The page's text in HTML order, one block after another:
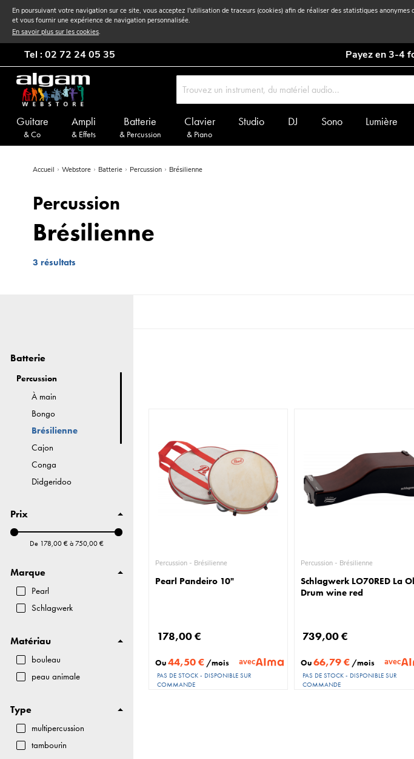
En poursuivant votre navigation sur ce site, vous acceptez l'utilisation de traceurs (cookies) afin de réaliser des statistiques anonymes
et vous fournir une expérience de navigation personnalisée.
En savoir plus sur les cookies.
Tel : 02 72 24 05 35 Payez en 3-4
Guitare
& Co
Ampli
& Effets
Batterie
& Percussion
Clavier
& Piano
Studio DJ Sono Lumière
Accueil Webstore Batterie Percussion Brésilienne
Percussion
Brésilienne
3 résultats
Percussion - Brésilienne
Pearl Pandeiro 10"
178,00 €
Ou44,50 € /mois avec
PAS DE STOCK - DISPONIBLE SUR
COMMANDE
Percussion - Brésilienne
Schlagwerk LO70RED La
Drum wine red
739,00 €
Ou66,79 € /mois avec
PAS DE STOCK - DISPONIBLE SUR
COMMANDE
Batterie
Percussion
À main
Bongo
Brésilienne
Cajon
Conga
Didgeridoo
Autres
Tongue Drum
Prix
De 178,00 €à750,00 €
Marque
Pearl
Schlagwerk
Matériau
bouleau
peau animale
Type
multipercussion
tambourin